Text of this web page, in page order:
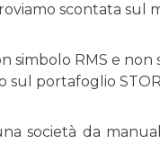
scontata sul
simbolo RMS e
sul portafoglio
società da